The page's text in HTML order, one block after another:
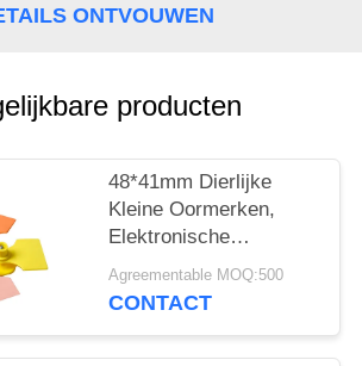
ONTVOUWEN
producten
48*41mm Dierlijke
Kleine Oormerken,
Elektronische
Markering 5 van RFID
Beschikbare Kleuren
Agreementable MOQ:500
CONTACT